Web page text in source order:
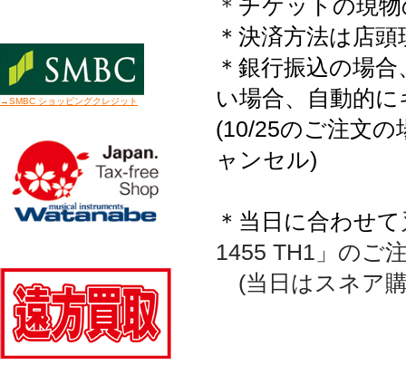
→SMBC ショッピングクレジット
＊ チケットの現
＊決済方法は店
＊銀行振込の場
い場合、自動的
(10/25のご注文
ャンセル)
＊当日に合わせて
1455 TH1」のご
(当日はスネア